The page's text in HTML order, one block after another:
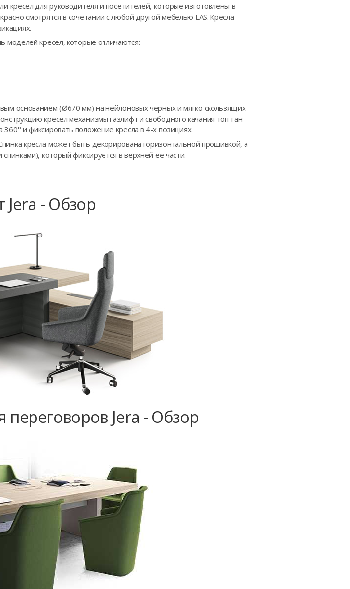
кресел для руководителя и посетителей, которые изготовлены в
смотрятся в сочетании с любой другой мебелью LAS. Кресла
моделей кресел, которые отличаются:
основанием (Ø670 мм) на нейлоновых черных и мягко скользящих
кресел механизмы газлифт и свободного качания топ-ган
и фиксировать положение кресла в 4-х позициях.
кресла может быть декорирована горизонтальной прошивкой, а
который фиксируется в верхней ее части.
Jera - Обзор
Jera - Обзор